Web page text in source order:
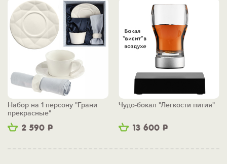
2 590 Р
Набор на 1 персону "Грани
прекрасные"
13 600 Р
Чудо-бокал "Легкости пития"